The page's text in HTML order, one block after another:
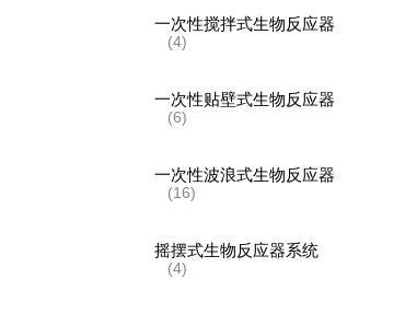
一次性搅拌式生物反应器
(4)
一次性贴壁式生物反应器
(6)
一次性波浪式生物反应器
(16)
摇摆式生物反应器系统
(4)